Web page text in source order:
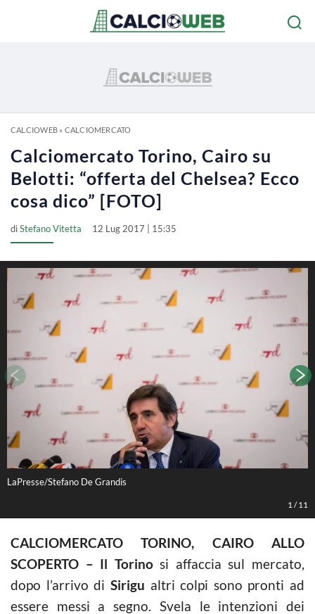
CALCIOWEB» CALCIOMERCATO
Calciomercato Torino, Cairo su
Belotti: “offerta del Chelsea? Ecco
cosa dico” [FOTO]
diStefano Vitetta 12 Lug 2017 | 15:35
LaPresse/Stefano De Grandis
1 /11
CALCIOMERCATO TORINO, CAIRO ALLO
SCOPERTO – Il Torinosi affaccia sul mercato,
dopo l’arrivo di Sirigu altri colpi sono pronti ad
essere messi a segno. Svela le intenzioni dei